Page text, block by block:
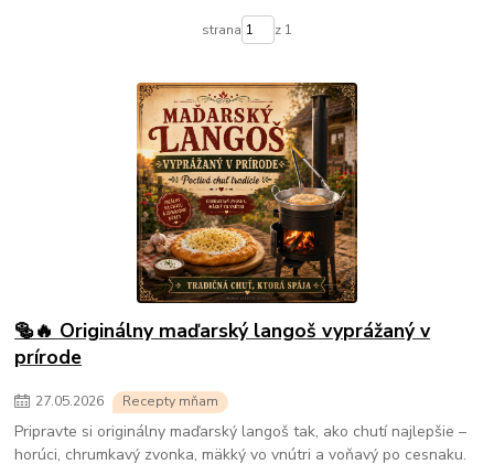
strana z 1
🥯🔥 Originálny maďarský langoš vyprážaný v
prírode
27.05.2026 Recepty mňam
Pripravte si originálny maďarský langoš tak, ako chutí najlepšie –
horúci, chrumkavý zvonka, mäkký vo vnútri a voňavý po cesnaku.